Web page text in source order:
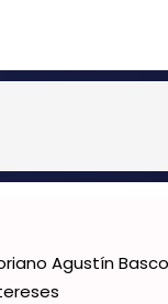
Agustín